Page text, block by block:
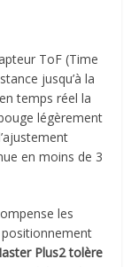
ToF (Time
jusqu’à la
temps réel la
légèrement
en moins de 3
les
Plus2 tolère